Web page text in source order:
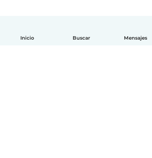
Inicio Buscar Mensajes